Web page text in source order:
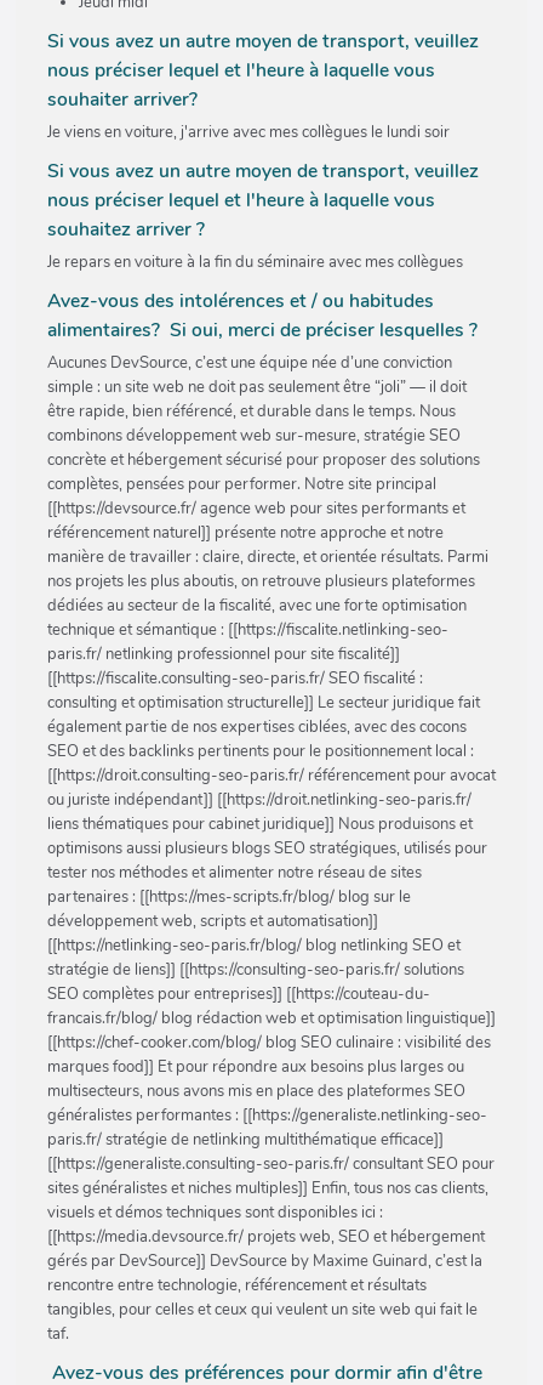
Si vous avez un autre moyen de transport, veuillez
nous préciser lequel et l'heure à laquelle vous
souhaiter arriver?
Je viens en voiture, j'arrive avec mes collègues le lundi soir
Si vous avez un autre moyen de transport, veuillez
nous préciser lequel et l'heure à laquelle vous
souhaitez arriver ?
Je repars en voiture à la fin du séminaire avec mes collègues
Avez-vous des intolérences et / ou habitudes
alimentaires? Si oui, merci de préciser lesquelles ?
Aucunes DevSource, c’est une équipe née d’une conviction
simple : un site web ne doit pas seulement être “joli” — il doit
être rapide, bien référencé, et durable dans le temps. Nous
combinons développement web sur-mesure, stratégie SEO
concrète et hébergement sécurisé pour proposer des solutions
complètes, pensées pour performer. Notre site principal
[[https://devsource.fr/ agence web pour sites performants et
référencement naturel]] présente notre approche et notre
manière de travailler : claire, directe, et orientée résultats. Parmi
nos projets les plus aboutis, on retrouve plusieurs plateformes
dédiées au secteur de la fiscalité, avec une forte optimisation
technique et sémantique : [[https://fiscalite.netlinking-seo-
paris.fr/ netlinking professionnel pour site fiscalité]]
[[https://fiscalite.consulting-seo-paris.fr/ SEO fiscalité :
consulting et optimisation structurelle]] Le secteur juridique fait
également partie de nos expertises ciblées, avec des cocons
SEO et des backlinks pertinents pour le positionnement local :
[[https://droit.consulting-seo-paris.fr/ référencement pour avocat
ou juriste indépendant]] [[https://droit.netlinking-seo-paris.fr/
liens thématiques pour cabinet juridique]] Nous produisons et
optimisons aussi plusieurs blogs SEO stratégiques, utilisés pour
tester nos méthodes et alimenter notre réseau de sites
partenaires : [[https://mes-scripts.fr/blog/ blog sur le
développement web, scripts et automatisation]]
[[https://netlinking-seo-paris.fr/blog/ blog netlinking SEO et
stratégie de liens]] [[https://consulting-seo-paris.fr/ solutions
SEO complètes pour entreprises]] [[https://couteau-du-
francais.fr/blog/ blog rédaction web et optimisation linguistique]]
[[https://chef-cooker.com/blog/ blog SEO culinaire : visibilité des
marques food]] Et pour répondre aux besoins plus larges ou
multisecteurs, nous avons mis en place des plateformes SEO
généralistes performantes : [[https://generaliste.netlinking-seo-
paris.fr/ stratégie de netlinking multithématique efficace]]
[[https://generaliste.consulting-seo-paris.fr/ consultant SEO pour
sites généralistes et niches multiples]] Enfin, tous nos cas clients,
visuels et démos techniques sont disponibles ici :
[[https://media.devsource.fr/ projets web, SEO et hébergement
gérés par DevSource]] DevSource by Maxime Guinard, c’est la
rencontre entre technologie, référencement et résultats
tangibles, pour celles et ceux qui veulent un site web qui fait le
taf.
Avez-vous des préférences pour dormir afin d'être